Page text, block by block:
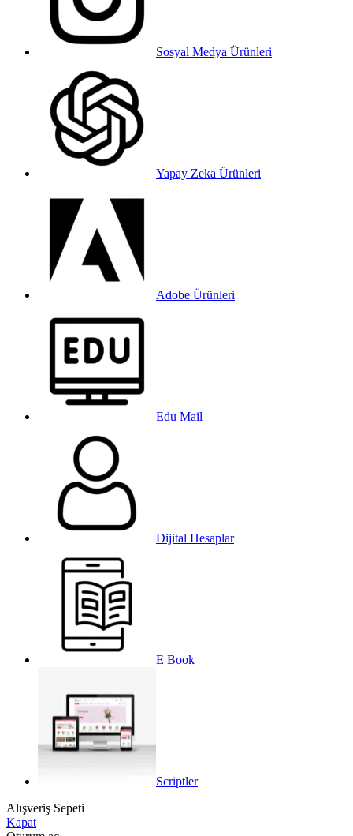
Sosyal Medya Ürünleri
Yapay Zeka Ürünleri
Adobe Ürünleri
Edu Mail
Dijital Hesaplar
E Book
Scriptler
Alışveriş Sepeti
Kapat